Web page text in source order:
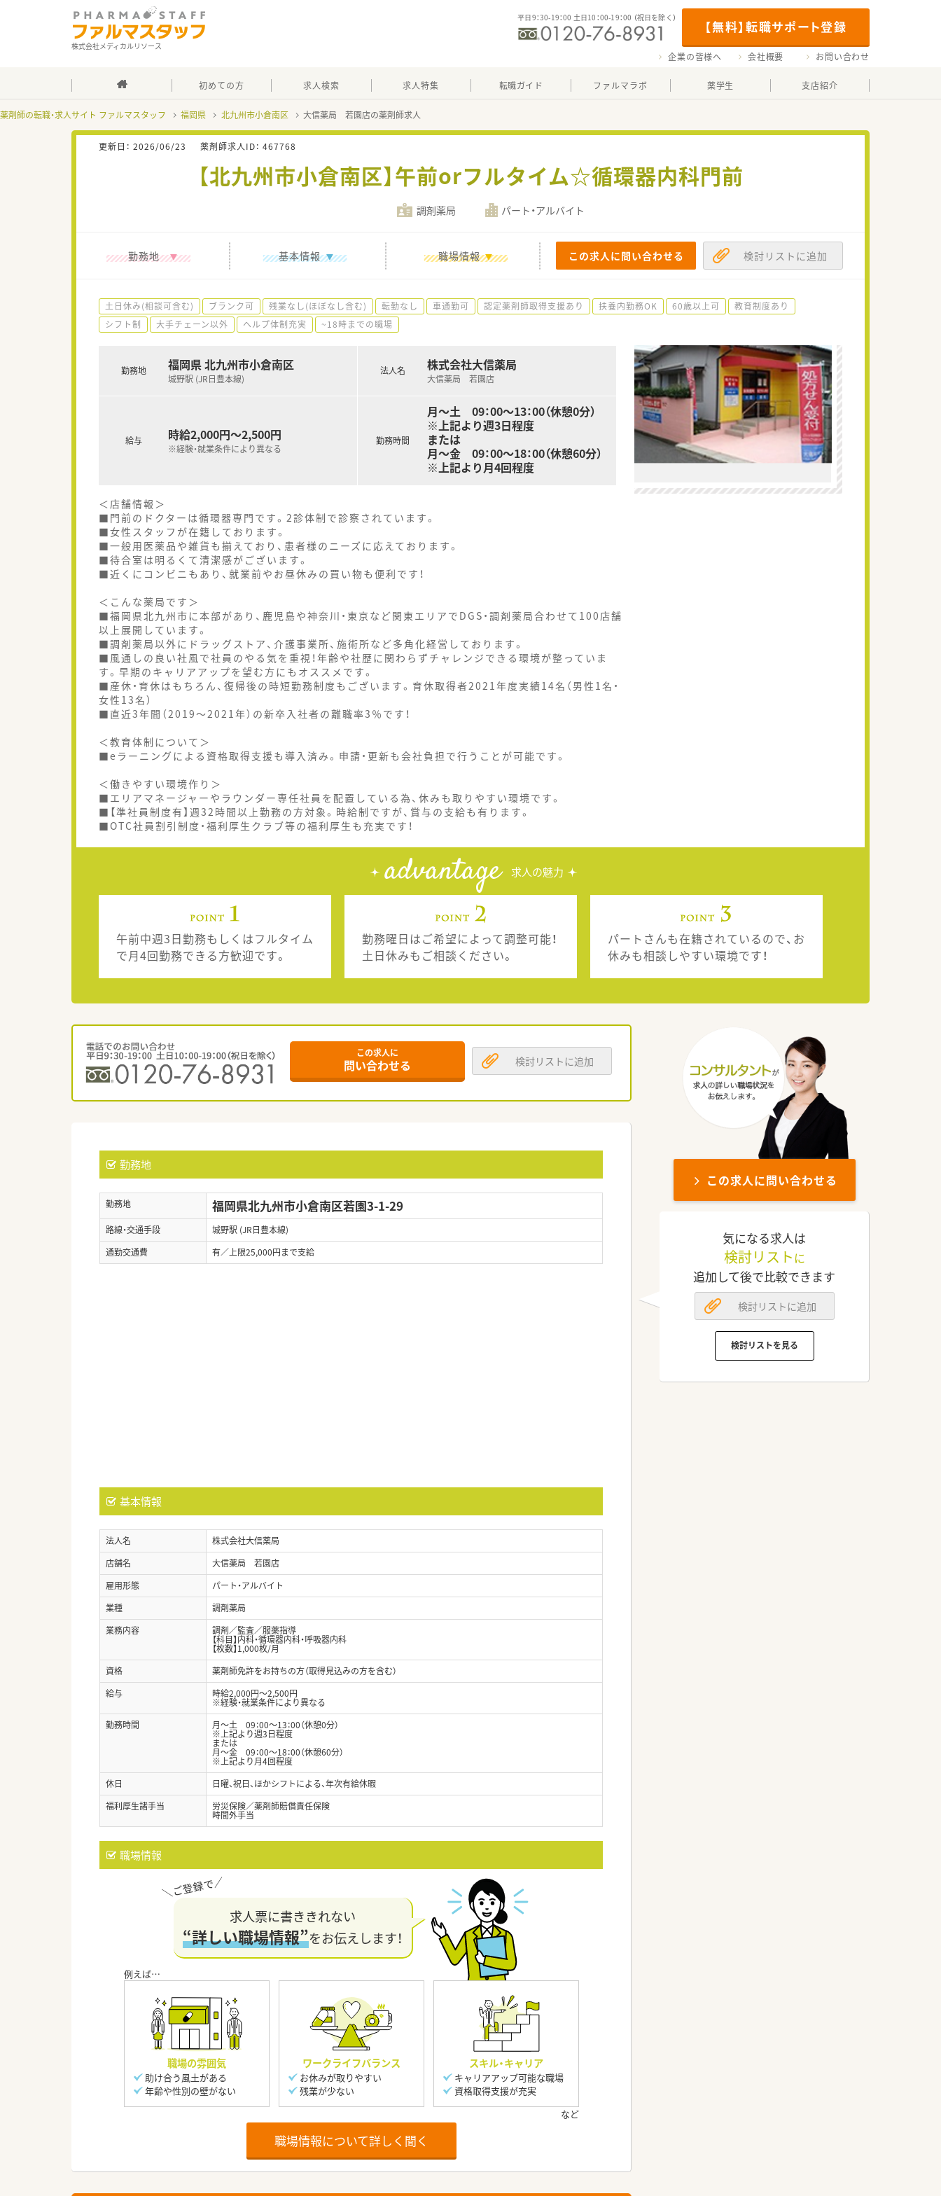
株式会社メディカルリソース
【無料】転職サポート登録
平日9：30-19：00 土日10：00-19：00 （祝日を除く）
企業の皆様へ 会社概要 お問い合わせ
初めての方 求人検索 求人特集 転職ガイド ファルマラボ 薬学生 支店紹介
薬剤師の転職・求人サイト ファルマスタッフ 福岡県 北九州市小倉南区 大信薬局 若園店の薬剤師求人
更新日： 2026/06/23 薬剤師求人ID： 467768
【北九州市小倉南区】午前orフルタイム☆循環器内科門前
調剤薬局 パート・アルバイト
勤務地 基本情報 職場情報 この求人に問い合わせる 検討リストに追加
土日休み(相談可含む) ブランク可 残業なし(ほぼなし含む) 転勤なし 車通勤可 認定薬剤師取得支援あり 扶養内勤務OK 60歳以上可
教育制度あり
シフト制
大手チェーン以外 ヘルプ体制充実 ~18時までの職場
勤務地 福岡県 北九州市小倉南区
城野駅 (JR日豊本線)
給与 時給2,000円～2,500円
※経験・就業条件により異なる
法人名 株式会社大信薬局
大信薬局 若園店
勤務時間
月～土 09：00～13：00（休憩0分）
※上記より週3日程度
または
月～金 09：00～18：00（休憩60分）
※上記より月4回程度
＜店舗情報＞
■門前のドクターは循環器専門です。2診体制で診察されています。
■女性スタッフが在籍しております。
■一般用医薬品や雑貨も揃えており、患者様のニーズに応えております。
■待合室は明るくて清潔感がございます。
■近くにコンビニもあり、就業前やお昼休みの買い物も便利です！
＜こんな薬局です＞
■福岡県北九州市に本部があり、鹿児島や神奈川・東京など関東エリアでDGS・調剤薬局合わせて100店舗
以上展開しています。
■調剤薬局以外にドラッグストア、介護事業所、施術所など多角化経営しております。
■風通しの良い社風で社員のやる気を重視！年齢や社歴に関わらずチャレンジできる環境が整っていま
す。早期のキャリアアップを望む方にもオススメです。
■産休・育休はもちろん、復帰後の時短勤務制度もございます。育休取得者2021年度実績14名（男性1名・
女性13名）
■直近3年間（2019～2021年）の新卒入社者の離職率3％です！
＜教育体制について＞
■eラーニングによる資格取得支援も導入済み。申請・更新も会社負担で行うことが可能です。
＜働きやすい環境作り＞
■エリアマネージャーやラウンダー専任社員を配置している為、休みも取りやすい環境です。
■【準社員制度有】週32時間以上勤務の方対象。時給制ですが、賞与の支給も有ります。
■OTC社員割引制度・福利厚生クラブ等の福利厚生も充実です！
advantage 求人の魅力
午前中週3日勤務もしくはフルタイム
で月4回勤務できる方歓迎です。
勤務曜日はご希望によって調整可能！
土日休みもご相談ください。
パートさんも在籍されているので、お
休みも相談しやすい環境です！
この求人に
問い合わせる 検討リストに追加
勤務地
勤務地 福岡県北九州市小倉南区若園3-1-29
路線・交通手段
城野駅 (JR日豊本線)
通勤交通費
有／上限25,000円まで支給
基本情報
法人名
株式会社大信薬局
店舗名
大信薬局 若園店
雇用形態
パート・アルバイト
業種
調剤薬局
業務内容
調剤／監査／服薬指導
【科目】内科・循環器内科・呼吸器内科
【枚数】1,000枚/月
資格
薬剤師免許をお持ちの方（取得見込みの方を含む）
給与
時給2,000円～2,500円
※経験・就業条件により異なる
勤務時間
月～土 09：00～13：00（休憩0分）
※上記より週3日程度
または
月～金 09：00～18：00（休憩60分）
※上記より月4回程度
休日
日曜、祝日、ほかシフトによる、年次有給休暇
福利厚生諸手当
労災保険／薬剤師賠償責任保険
時間外手当
職場情報
求人票に書ききれない
“詳しい職場情報”をお伝えします！
職場の雰囲気
助け合う風土がある
年齢や性別の壁がない
ワークライフバランス
お休みが取りやすい
残業が少ない
スキル・キャリア
キャリアアップ可能な職場
資格取得支援が充実
職場情報について詳しく聞く
この求人に問い合わせる
気になる求人は
検討リスト に
追加して後で比較できます
検討リストに追加
検討リストを見る